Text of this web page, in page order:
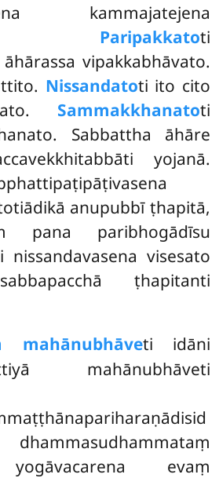
kammajatejena
Paripakkatoti
vipakkabhāvato.
Nissandatoti ito cito
Sammakkhanatoti
Sabbattha āhāre
yojanā.
anupubbī ṭhapitā,
pana paribhogādīsu
nissandavasena visesato
ṭhapitanti
mahānubhāveti idāni
mahānubhāveti
yogāvacarena evaṃ